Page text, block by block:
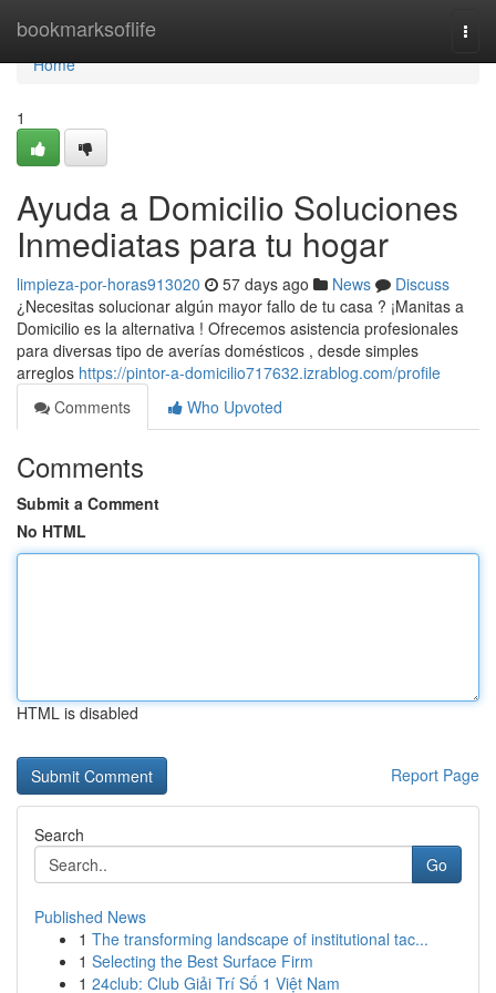
bookmarksoflife
Home
Home
1
Ayuda a Domicilio Soluciones
Inmediatas para tu hogar
limpieza-por-horas913020 57 days ago News
Discuss
¿Necesitas solucionar algún mayor fallo de tu casa ? ¡Manitas a
Domicilio es la alternativa ! Ofrecemos asistencia profesionales
para diversas tipo de averías domésticos , desde simples
arreglos https://pintor-a-domicilio717632.izrablog.com/profile
Comments
Who Upvoted
Comments
Submit a Comment
No HTML
HTML is disabled
Report Page
Search
Go
Published News
1 The transforming landscape of institutional tac...
1 Selecting the Best Surface Firm
1 24club: Club Giải Trí Số 1 Việt Nam